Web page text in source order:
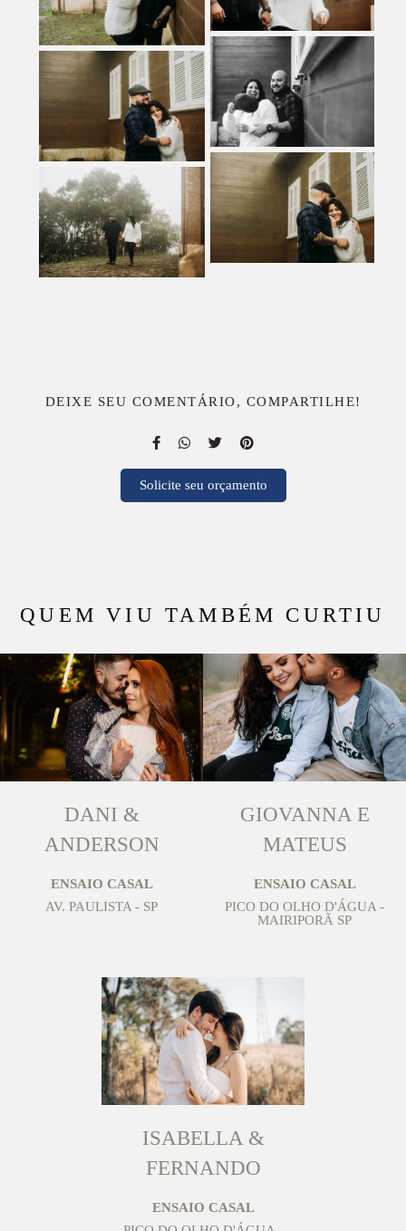
DEIXE SEU COMENTÁRIO, COMPARTILHE!
Solicite seu orçamento
QUEM VIU TAMBÉM CURTIU
DANI &
ANDERSON
ENSAIO CASAL
AV. PAULISTA - SP
GIOVANNA E
MATEUS
ENSAIO CASAL
PICO DO OLHO D'ÁGUA -
MAIRIPORÃ SP
ISABELLA &
FERNANDO
ENSAIO CASAL